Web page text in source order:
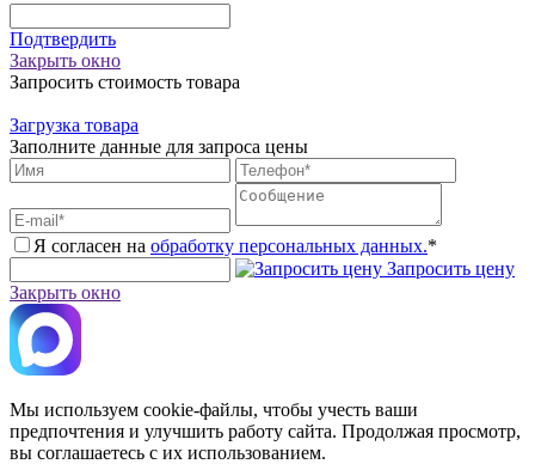
Подтвердить
Закрыть окно
Запросить стоимость товара
Загрузка товара
Заполните данные для запроса цены
Я согласен на обработку персональных данных.*
Запросить цену
Закрыть окно
Мы используем cookie-файлы, чтобы учесть ваши
предпочтения и улучшить работу сайта. Продолжая просмотр,
вы соглашаетесь с их использованием.